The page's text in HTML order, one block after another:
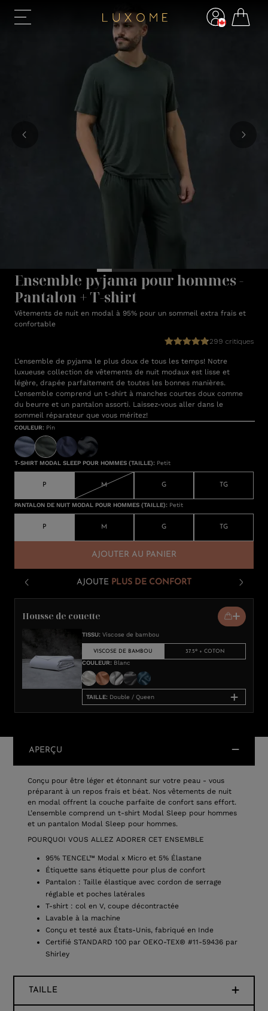
Ensemble pyjama pour hommes -
Pantalon + T-shirt
Vêtements de nuit en modal à 95% pour un sommeil extra frais et
confortable
299 critiques
L’ensemble de pyjama le plus doux de tous les temps! Notre
luxueuse collection de vêtements de nuit modaux est lisse et
légère, drapée parfaitement de toutes les bonnes manières.
L’ensemble comprend un t-shirt à manches courtes doux comme
du beurre et un pantalon assorti. Laissez-vous aller dans le
sommeil réparateur que vous méritez!
COULEUR: Pin
T-SHIRT MODAL SLEEP POUR HOMMES (TAILLE): Petit
P M G TG
PANTALON DE NUIT MODAL POUR HOMMES (TAILLE): Petit
P M G TG
AJOUTER AU PANIER
AJOUTE PLUS DE CONFORT
Housse de couette
TISSU: Viscose de bambou
VISCOSE DE BAMBOU 37.5® + COTON
COULEUR: Blanc
TAILLE: Double / Queen
APERÇU
Conçu pour être léger et étonnant sur votre peau - vous
préparant à un repos frais et béat. Nos vêtements de nuit
en modal offrent la couche parfaite de confort sans effort.
L’ensemble comprend un t-shirt Modal Sleep pour hommes
et un pantalon Modal Sleep pour hommes.
POURQUOI VOUS ALLEZ ADORER CET ENSEMBLE
95% TENCEL™ Modal x Micro et 5% Élastane
Étiquette sans étiquette pour plus de confort
Pantalon : Taille élastique avec cordon de serrage
réglable et poches latérales
T-shirt : col en V, coupe décontractée
Lavable à la machine
Conçu et testé aux États-Unis, fabriqué en Inde
Certifié STANDARD 100 par OEKO-TEX® #11-59436 par
Shirley
TAILLE